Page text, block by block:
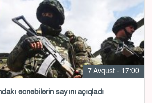
7 Avqust - 17:00
əcnəbilərin sayını açıqladı